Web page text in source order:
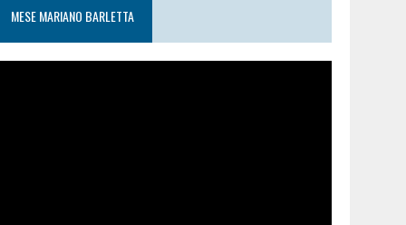
MESE MARIANO BARLETTA